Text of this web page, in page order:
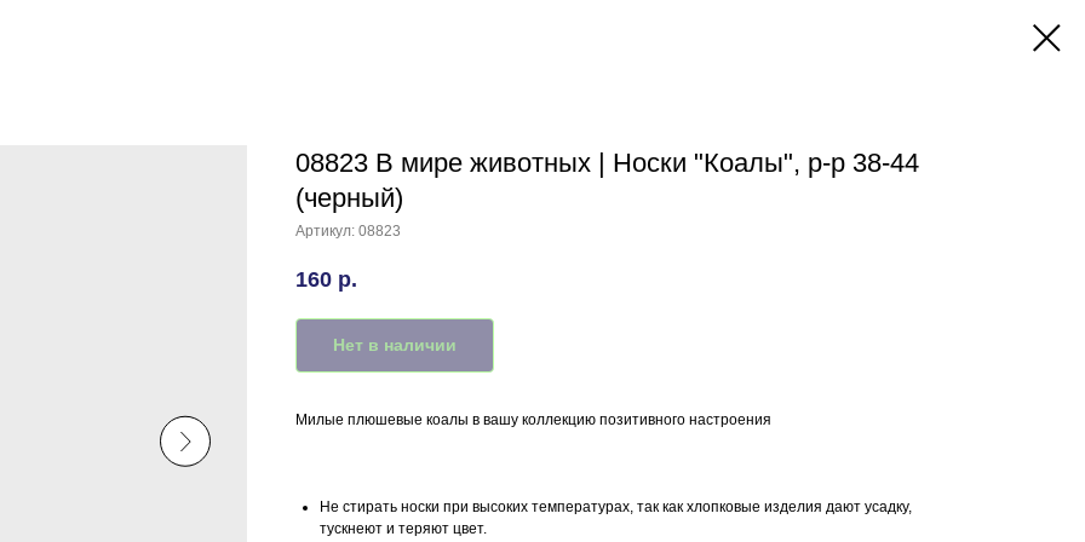
08823 В мире животных | Носки "Коалы", р-р 38-44
(черный)
Артикул: 08823
160 р.
Нет в наличии
Милые плюшевые коалы в вашу коллекцию позитивного настроения
Не стирать носки при высоких температурах, так как хлопковые изделия дают усадку,
тускнеют и теряют цвет.